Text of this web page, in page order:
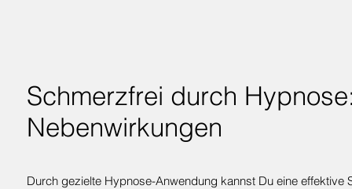
Schmerzfrei durch
Nebenwirkungen
Durch gezielte Hypnose-Anwendung kannst Du eine